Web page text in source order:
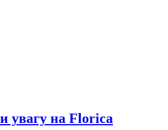
увагу на Florica